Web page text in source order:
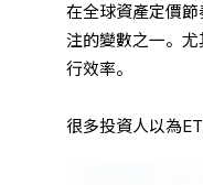
在全球資產定價
注的變數之一。尤
行效率。
很多投資人以為